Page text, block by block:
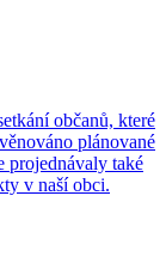
občanů, které
plánované
projednávaly také
v naší obci.